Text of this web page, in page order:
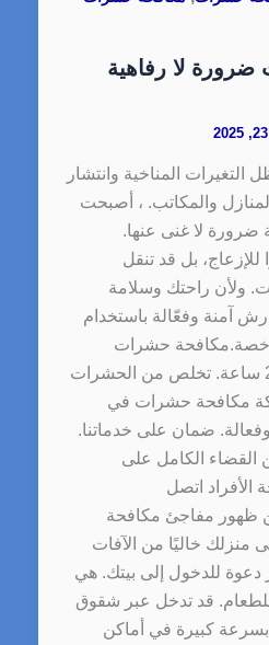
لا رفاهية
المناخية وانتشار
والمكاتب. ، أصبحت
لا غنى عنها.
بل قد تنقل
ولأن راحتك وسلامة
آمنة وفعّالة باستخدام
حشرات
الكويت | خدمة فورية وآمنة 24 ساعة. تخلص من الحشرات
مكافحة حشرات في
ضمان على خدماتنا.
القضاء الكامل على
اتصل
خير من ظهور مفاجئ مكافحة
خاليًا من الآفات
دعوة للدخول إلى بيتك. هي
قد تدخل عبر شقوق
بسرعة كبيرة في أماكن